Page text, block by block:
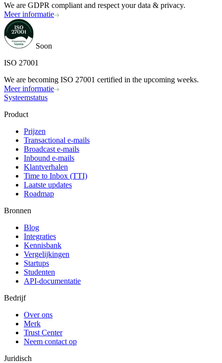
We are GDPR compliant and respect your data & privacy.
Meer informatie
Soon
ISO 27001
We are becoming ISO 27001 certified in the upcoming weeks.
Meer informatie
Systeemstatus
Product
Prijzen
Transactional e-mails
Broadcast e-mails
Inbound e-mails
Klantverhalen
Time to Inbox (TTI)
Laatste updates
Roadmap
Bronnen
Blog
Integraties
Kennisbank
Vergelijkingen
Startups
Studenten
API-documentatie
Bedrijf
Over ons
Merk
Trust Center
Neem contact op
Juridisch